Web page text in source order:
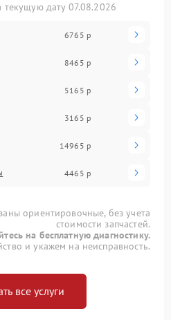
дату 07.08.2026
6765 р
8465 р
5165 р
3165 р
14965 р
4465 р
ориентировочные, без учета
стоимости запчастей.
на бесплатную диагностику.
и укажем на неисправность.
все услуги